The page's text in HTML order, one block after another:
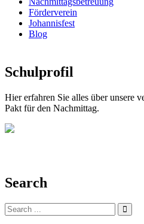
Förderverein
Johannisfest
Blog
Schulprofil
Hier erfahren Sie alles über unsere
Pakt für den Nachmittag.
Search
Search
for: